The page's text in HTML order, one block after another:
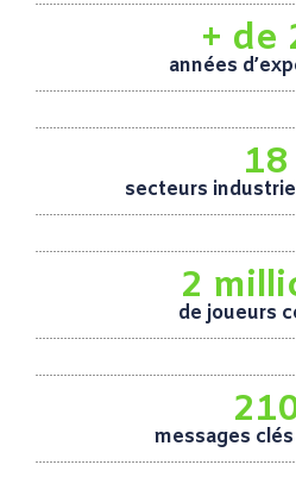
+ de
années
18
secteurs
2
de joueurs
messages